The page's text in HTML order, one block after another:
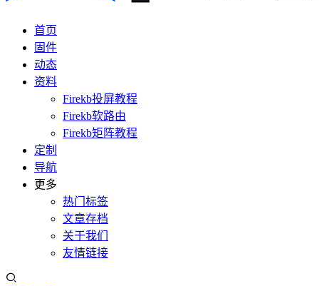
首页
固件
动态
资料
Firekb投屏教程
Firekb软路由
Firekb矩阵教程
定制
导航
更多
热门标签
文章存档
关于我们
友情链接